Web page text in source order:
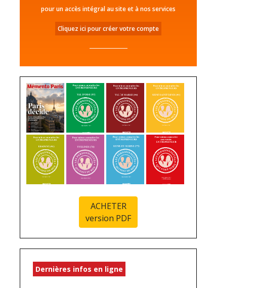
pour un accès intégral au site et à nos services
Cliquez ici pour créer votre compte
ACHETER
version PDF
Dernières infos en ligne